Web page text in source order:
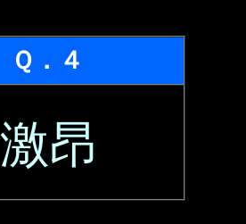
Ｑ．４
激昂